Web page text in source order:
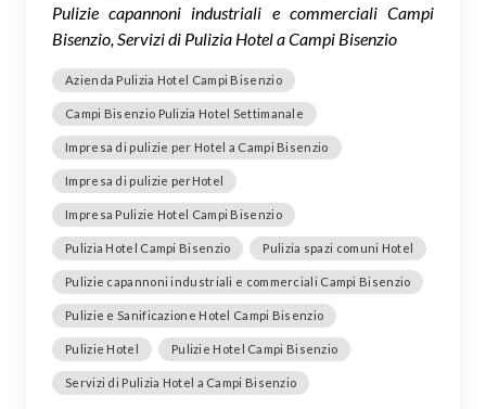
Pulizie capannoni industriali e commerciali Campi
Bisenzio, Servizi di Pulizia Hotel a Campi Bisenzio
Azienda Pulizia Hotel Campi Bisenzio
Campi Bisenzio Pulizia Hotel Settimanale
Impresa di pulizie per Hotel a Campi Bisenzio
Impresa di pulizie perHotel
Impresa Pulizie Hotel Campi Bisenzio
Pulizia Hotel Campi Bisenzio Pulizia spazi comuni Hotel
Pulizie capannoni industriali e commerciali Campi Bisenzio
Pulizie e Sanificazione Hotel Campi Bisenzio
Pulizie Hotel Pulizie Hotel Campi Bisenzio
Servizi di Pulizia Hotel a Campi Bisenzio